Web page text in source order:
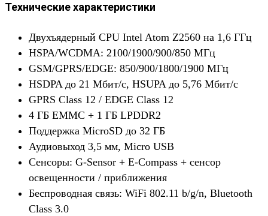
Технические характеристики
Двухъядерный CPU Intel Atom Z2560 на 1,6 ГГц
HSPA/WCDMA: 2100/1900/900/850 МГц
GSM/GPRS/EDGE: 850/900/1800/1900 МГц
HSDPA до 21 Мбит/с, HSUPA до 5,76 Мбит/с
GPRS Class 12 / EDGE Class 12
4 ГБ EMMC + 1 ГБ LPDDR2
Поддержка MicroSD до 32 ГБ
Аудиовыход 3,5 мм, Micro USB
Сенсоры: G‐Sensor + E‐Compass + сенсор
освещенности / приближения
Беспроводная связь: WiFi 802.11 b/g/n, Bluetooth
Class 3.0